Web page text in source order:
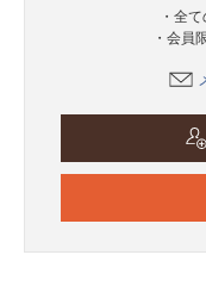
・全
・会員